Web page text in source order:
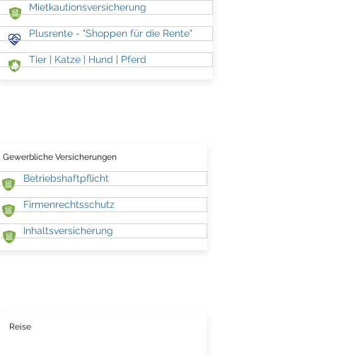
Mietkautionsversicherung
Plusrente - "Shoppen für die Rente"
Tier | Katze | Hund | Pferd
Gewerbliche Versicherungen
Betriebshaftpflicht
Firmenrechtsschutz
Inhaltsversicherung
Reise